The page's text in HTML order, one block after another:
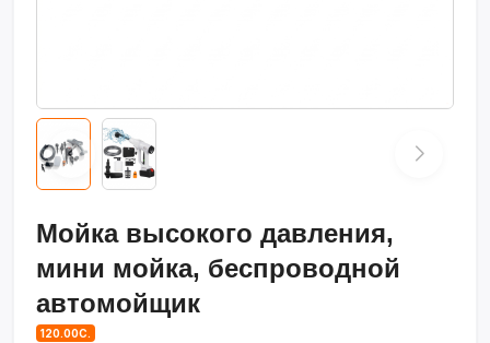
Мойка высокого давления,
мини мойка, беспроводной
автомойщик
120.00С.